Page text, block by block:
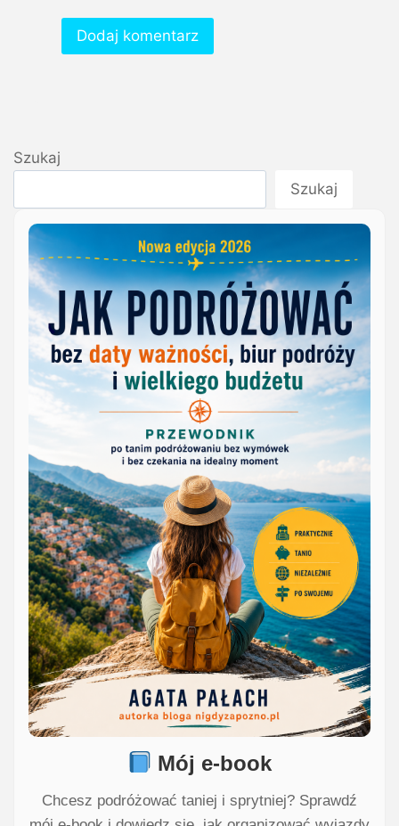
Szukaj
Szukaj
Mój e-book
Chcesz podróżować taniej i sprytniej? Sprawdź